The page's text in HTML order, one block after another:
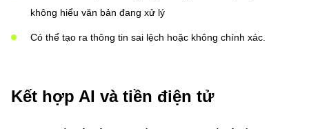
không hiểu văn bản đang xử lý
Có thể tạo ra thông tin sai lệch hoặc không chính xác.
Kết hợp AI và tiền điện tử